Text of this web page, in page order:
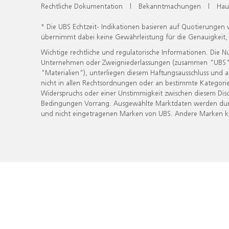
Rechtliche Dokumentation | Bekanntmachungen |
* Die UBS Echtzeit- Indikationen basieren auf
übernimmt dabei keine Gewährleistung für die
Wichtige rechtliche und regulatorische Informationen. Die
Unternehmen oder Zweigniederlassungen (zusammen
"Materialien"), unterliegen diesem Haftungsausschluss
nicht in allen Rechtsordnungen oder an bestimmte
Widerspruchs oder einer Unstimmigkeit zwischen diesem
Bedingungen Vorrang. Ausgewählte Marktdaten werden
und nicht eingetragenen Marken von UBS. Andere Marken